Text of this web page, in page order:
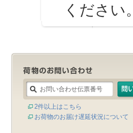
ください。
2件以上はこちら
お荷物のお届け遅延状況について